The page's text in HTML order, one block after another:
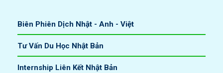
Biên Phiên Dịch Nhật - Anh - Việt
Tư Vấn Du Học Nhật Bản
Internship Liên Kết Nhật Bản